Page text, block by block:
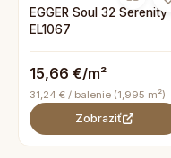
EGGER Soul 32 Serenity
EL1067
15,66 €/m²
31,24 € / balenie (1,995 m²)
Zobraziť